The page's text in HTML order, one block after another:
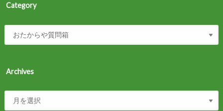
Category
Archives